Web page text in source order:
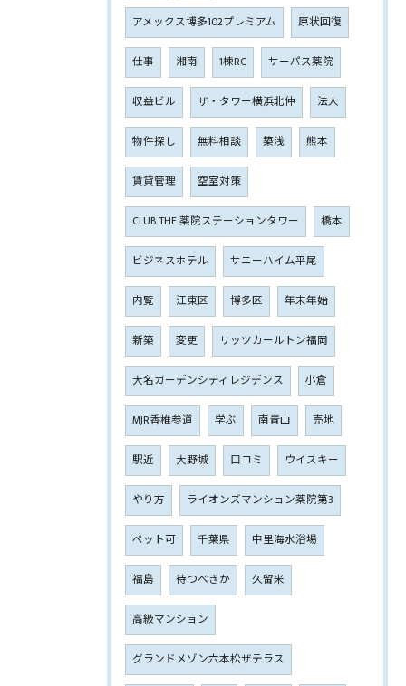
アメックス博多102プレミアム 原状回復
仕事 湘南 1棟RC サーパス薬院
収益ビル ザ・タワー横浜北仲 法人
物件探し 無料相談 築浅 熊本
賃貸管理 空室対策
CLUB THE 薬院ステーションタワー 橋本
ビジネスホテル サニーハイム平尾
内覧 江東区 博多区 年末年始
新築 変更 リッツカールトン福岡
大名ガーデンシティレジデンス 小倉
MJR香椎参道 学ぶ 南青山 売地
駅近 大野城 口コミ ウイスキー
やり方 ライオンズマンション薬院第3
ペット可 千葉県 中里海水浴場
福島 待つべきか 久留米
高級マンション
グランドメゾン六本松ザテラス